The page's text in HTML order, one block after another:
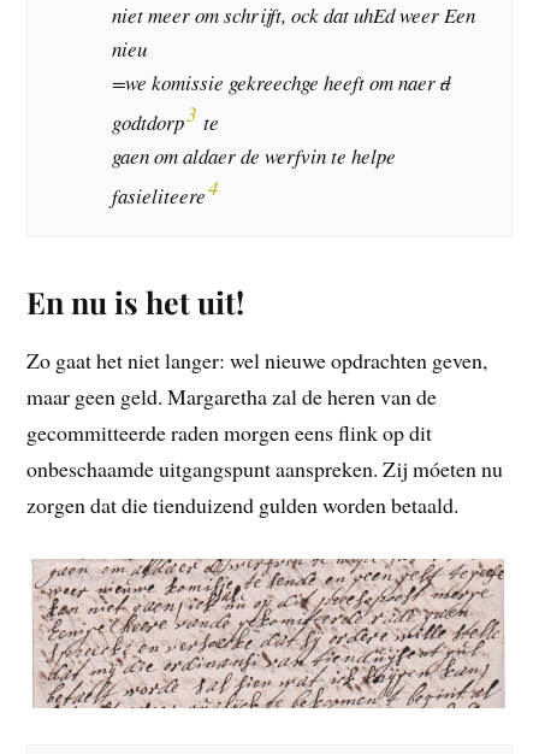
niet meer om schrijft, ock dat uhEd weer Een
nieu
=we komissie gekreechge heeft om naerd
godtdorp3 te
gaen om aldaer de werfvin te helpe
fasieliteere4
En nu is het uit!
Zo gaat het niet langer: wel nieuwe opdrachten geven,
maar geen geld. Margaretha zal de heren van de
gecommitteerde raden morgen eens flink op dit
onbeschaamde uitgangspunt aanspreken. Zij móeten nu
zorgen dat die tienduizend gulden worden betaald.